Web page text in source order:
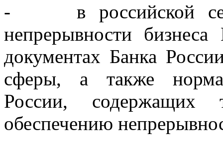
- в российской
непрерывности
документах Банка
сферы, а также
России, содержащих
обеспечению